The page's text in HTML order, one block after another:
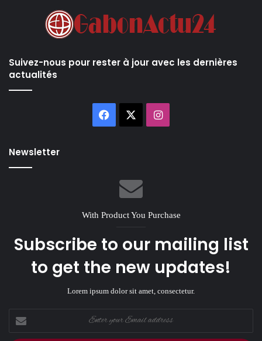
Suivez-nous pour rester à jour avec les dernières
actualités
Facebook Instagram
Newsletter
With Product You Purchase
Subscribe to our mailing list
to get the new updates!
Lorem ipsum dolor sit amet, consectetur.
your
Email